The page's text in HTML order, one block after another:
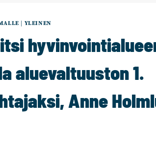
YLEINEN
aluevaltuuston 1.
Anne